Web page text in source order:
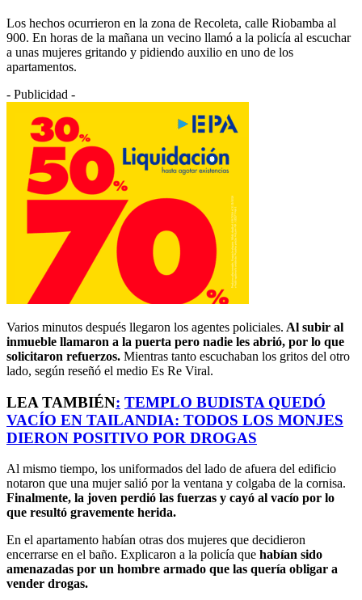
Los hechos ocurrieron en la zona de Recoleta, calle Riobamba al
900. En horas de la mañana un vecino llamó a la policía al escuchar
a unas mujeres gritando y pidiendo auxilio en uno de los
apartamentos.
- Publicidad -
Varios minutos después llegaron los agentes policiales. Al subir al
inmueble llamaron a la puerta pero nadie les abrió, por lo que
solicitaron refuerzos. Mientras tanto escuchaban los gritos del otro
lado, según reseñó el medio Es Re Viral.
LEA TAMBIÉN: TEMPLO BUDISTA QUEDÓ
VACÍO EN TAILANDIA: TODOS LOS MONJES
DIERON POSITIVO POR DROGAS
Al mismo tiempo, los uniformados del lado de afuera del edificio
notaron que una mujer salió por la ventana y colgaba de la cornisa.
Finalmente, la joven perdió las fuerzas y cayó al vacío por lo
que resultó gravemente herida.
En el apartamento habían otras dos mujeres que decidieron
encerrarse en el baño. Explicaron a la policía que habían sido
amenazadas por un hombre armado que las quería obligar a
vender drogas.